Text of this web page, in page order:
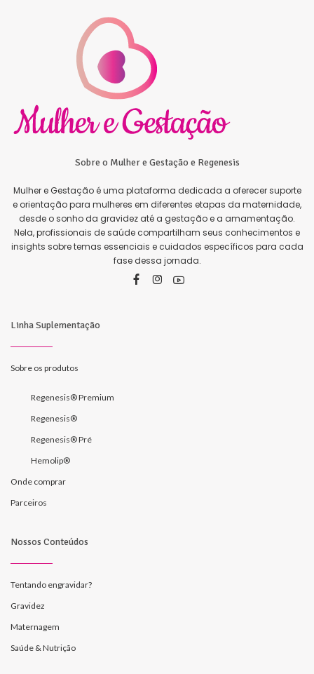
Sobre o Mulher e Gestação e Regenesis
Mulher e Gestação é uma plataforma dedicada a oferecer suporte
e orientação para mulheres em diferentes etapas da maternidade,
desde o sonho da gravidez até a gestação e a amamentação.
Nela, profissionais de saúde compartilham seus conhecimentos e
insights sobre temas essenciais e cuidados específicos para cada
fase dessa jornada.
Linha Suplementação
Sobre os produtos
Regenesis® Premium
Regenesis®
Regenesis® Pré
Hemolip®
Onde comprar
Parceiros
Nossos Conteúdos
Tentando engravidar?
Gravidez
Maternagem
Saúde & Nutrição